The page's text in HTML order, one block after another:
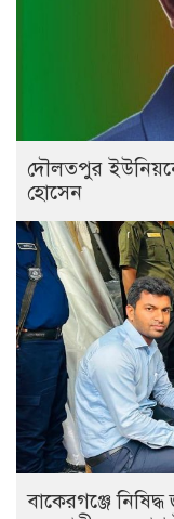
দৌলতপুর
হোসেন
বাকেরগঞ্জে